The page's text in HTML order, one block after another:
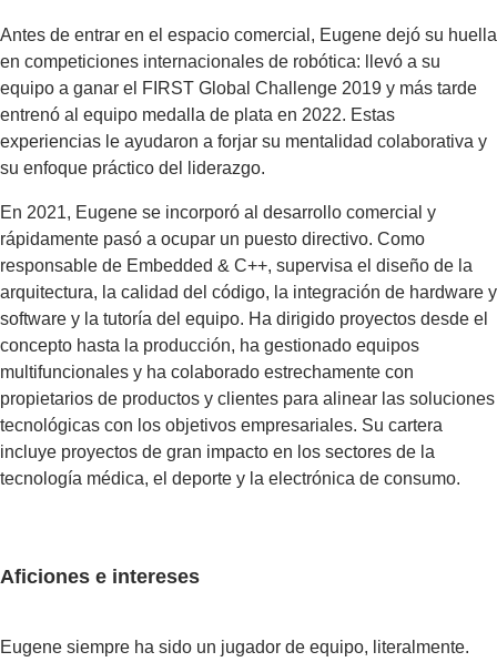
Antes de entrar en el espacio comercial, Eugene dejó su huella
en competiciones internacionales de robótica: llevó a su
equipo a ganar el FIRST Global Challenge 2019 y más tarde
entrenó al equipo medalla de plata en 2022. Estas
experiencias le ayudaron a forjar su mentalidad colaborativa y
su enfoque práctico del liderazgo.
En 2021, Eugene se incorporó al desarrollo comercial y
rápidamente pasó a ocupar un puesto directivo. Como
responsable de Embedded & C++, supervisa el diseño de la
arquitectura, la calidad del código, la integración de hardware y
software y la tutoría del equipo. Ha dirigido proyectos desde el
concepto hasta la producción, ha gestionado equipos
multifuncionales y ha colaborado estrechamente con
propietarios de productos y clientes para alinear las soluciones
tecnológicas con los objetivos empresariales. Su cartera
incluye proyectos de gran impacto en los sectores de la
tecnología médica, el deporte y la electrónica de consumo.
Aficiones e intereses
Eugene siempre ha sido un jugador de equipo, literalmente.